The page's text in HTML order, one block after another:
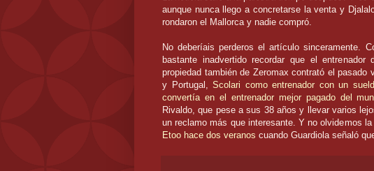
aunque nunca llego a concretarse la venta y
rondaron el Mallorcay nadie compró.
No deberíais perderos el artículo sinceramente.
bastante inadvertido recordar que el entrenador
propiedad también de Zeromax contrató el pasado
y Portugal,Scolari como entrenador con un
convertía en el entrenador mejor pagado del
Rivaldo, que pese a sus 38 años y llevar varios
un reclamo más que interesante. Y no olvidemos la
Etoo hace dos veranos cuando Guardiolaseñaló